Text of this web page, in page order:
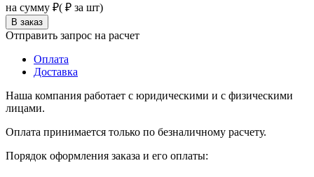
на сумму ₽( ₽ за шт)
Отправить запрос на расчет
Оплата
Доставка
Наша компания работает с юридическими и с физическими
лицами.
Оплата принимается только по безналичному расчету.
Порядок оформления заказа и его оплаты: